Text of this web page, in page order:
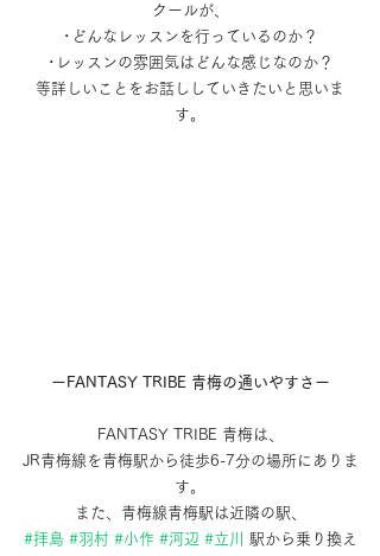
クールが、
･どんなレッスンを行っているのか？
･レッスンの雰囲気はどんな感じなのか？
等詳しいことをお話ししていきたいと思いま
す。
ーFANTASY TRIBE 青梅の通いやすさー
FANTASY TRIBE 青梅は、
JR青梅線を青梅駅から徒歩6-7分の場所にありま
す。
また、青梅線青梅駅は近隣の駅、
#拝島 #羽村 #小作 #河辺 #立川
駅から乗り換え